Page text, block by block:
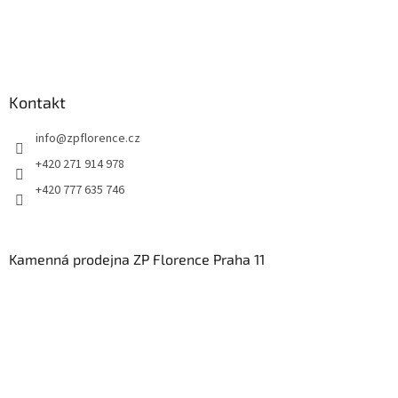
Kontakt
info@zpflorence.cz
+420 271 914 978
+420 777 635 746
Kamenná prodejna ZP Florence Praha 11